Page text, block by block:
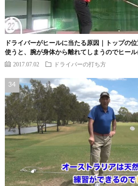
ドライバーがヒールに当たる原因｜トップの
使うと、腕が身体から離れてしまうのでヒール
2017.07.02 ドライバーの打ち方